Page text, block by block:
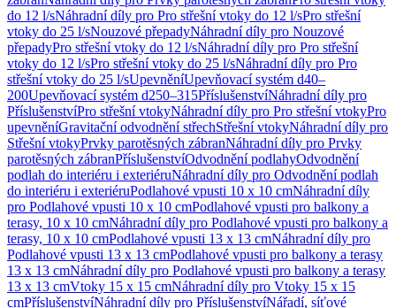
do 12 l/sNáhradní díly pro Pro střešní vtoky do 12 l/sPro střešní
vtoky do 25 l/sNouzové přepadyNáhradní díly pro Nouzové
přepadyPro střešní vtoky do 12 l/sNáhradní díly pro Pro střešní
vtoky do 12 l/sPro střešní vtoky do 25 l/sNáhradní díly pro Pro
střešní vtoky do 25 l/sUpevněníUpevňovací systém d40–
200Upevňovací systém d250–315PříslušenstvíNáhradní díly pro
PříslušenstvíPro střešní vtokyNáhradní díly pro Pro střešní vtokyPro
upevněníGravitační odvodnění střechStřešní vtokyNáhradní díly pro
Střešní vtokyPrvky parotěsných zábranNáhradní díly pro Prvky
parotěsných zábranPříslušenstvíOdvodnění podlahyOdvodnění
podlah do interiéru i exteriéruNáhradní díly pro Odvodnění podlah
do interiéru i exteriéruPodlahové vpusti 10 x 10 cmNáhradní díly
pro Podlahové vpusti 10 x 10 cmPodlahové vpusti pro balkony a
terasy, 10 x 10 cmNáhradní díly pro Podlahové vpusti pro balkony a
terasy, 10 x 10 cmPodlahové vpusti 13 x 13 cmNáhradní díly pro
Podlahové vpusti 13 x 13 cmPodlahové vpusti pro balkony a terasy
13 x 13 cmNáhradní díly pro Podlahové vpusti pro balkony a terasy
13 x 13 cmVtoky 15 x 15 cmNáhradní díly pro Vtoky 15 x 15
cmPříslušenstvíNáhradní díly pro PříslušenstvíNářadí, síťové